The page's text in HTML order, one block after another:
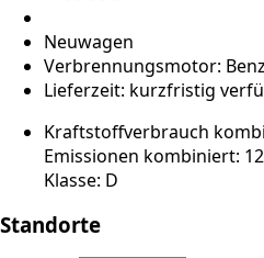
Neuwagen
Verbrennungsmotor:
Lieferzeit: kurzfristig
Kraftstoffverbrauch
Emissionen kombiniert:
Klasse: D
Standorte